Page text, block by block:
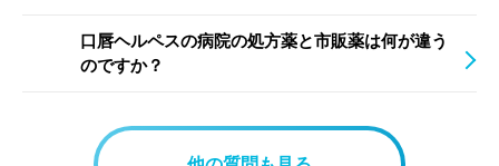
口唇ヘルペスの病院の処方薬と市販薬は何が違う
のですか？